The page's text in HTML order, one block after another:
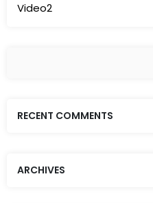
Video2
RECENT COMMENTS
ARCHIVES